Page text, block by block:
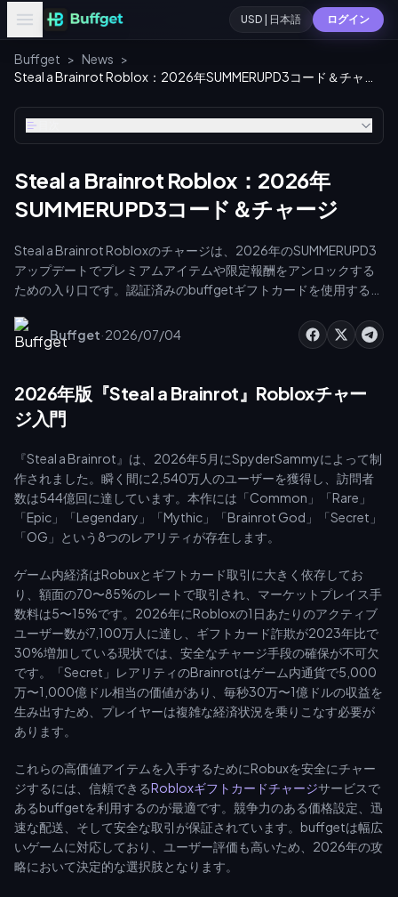
USD | 日本語 ログイン
Buffget > News >
Steal a Brainrot Roblox：2026年
SUMMERUPD3コード＆チャージ
Steal a Brainrot Robloxのチャージは、2026年のSUMMERUPD3
アップデートでプレミアムアイテムや限定報酬をアンロックする
ための入り口です。認証済みのbuffgetギフトカードを使用するこ
を避けて、Venuspinoのような限定Brainrotを購入することが可
能です。今すぐRobux残高を確保して、現在のメタを支配し、コ
Buffget·2026/07/04
2026年版『Steal a Brainrot』Robloxチャー
ジ入門
『Steal a Brainrot』は、2026年5月にSpyderSammyによって制
作されました。瞬く間に2,540万人のユーザーを獲得し、訪問者
数は544億回に達しています。本作には「Common」「Rare」
「Epic」「Legendary」「Mythic」「Brainrot God」「Secret」
「OG」という8つのレアリティが存在します。
ゲーム内経済はRobuxとギフトカード取引に大きく依存してお
り、額面の70〜85%のレートで取引され、マーケットプレイス手
数料は5〜15%です。2026年にRobloxの1日あたりのアクティブ
ユーザー数が7,100万人に達し、ギフトカード詐欺が2023年比で
30%増加している現状では、安全なチャージ手段の確保が不可欠
です。「Secret」レアリティのBrainrotはゲーム内通貨で5,000
万〜1,000億ドル相当の価値があり、毎秒30万〜1億ドルの収益を
生み出すため、プレイヤーは複雑な経済状況を乗りこなす必要が
あります。
これらの高価値アイテムを入手するためにRobuxを安全にチャー
ジするには、信頼できるRobloxギフトカードチャージサービスで
あるbuffgetを利用するのが最適です。競争力のある価格設定、迅
速な配送、そして安全な取引が保証されています。buffgetは幅広
いゲームに対応しており、ユーザー評価も高いため、2026年の攻
略において決定的な選択肢となります。